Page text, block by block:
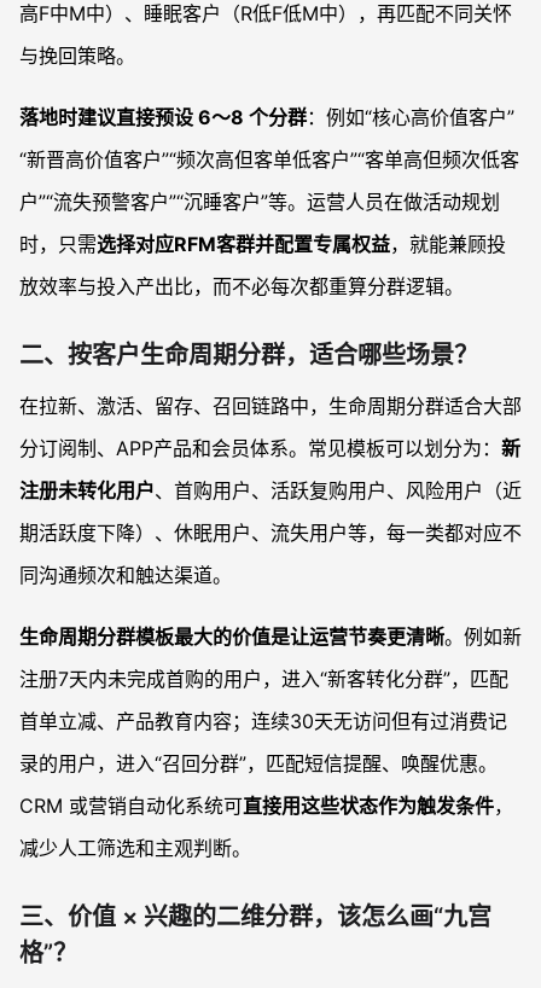
高F中M中）、睡眠客户（R低F低M中），再匹配不同关怀
与挽回策略。
落地时建议直接预设 6～8 个分群：例如“核心高价值客户”
“新晋高价值客户”“频次高但客单低客户”“客单高但频次低客
户”“流失预警客户”“沉睡客户”等。运营人员在做活动规划
时，只需选择对应RFM客群并配置专属权益，就能兼顾投
放效率与投入产出比，而不必每次都重算分群逻辑。
二、按客户生命周期分群，适合哪些场景？
在拉新、激活、留存、召回链路中，生命周期分群适合大部
分订阅制、APP产品和会员体系。常见模板可以划分为： 新
注册未转化用户、首购用户、活跃复购用户、风险用户（近
期活跃度下降）、休眠用户、流失用户等，每一类都对应不
同沟通频次和触达渠道。
生命周期分群模板最大的价值是让运营节奏更清晰。例如新
注册7天内未完成首购的用户，进入“新客转化分群”，匹配
首单立减、产品教育内容；连续30天无访问但有过消费记
录的用户，进入“召回分群”，匹配短信提醒、唤醒优惠。
CRM 或营销自动化系统可直接用这些状态作为触发条件，
减少人工筛选和主观判断。
三、价值 × 兴趣的二维分群，该怎么画“九宫
格”？